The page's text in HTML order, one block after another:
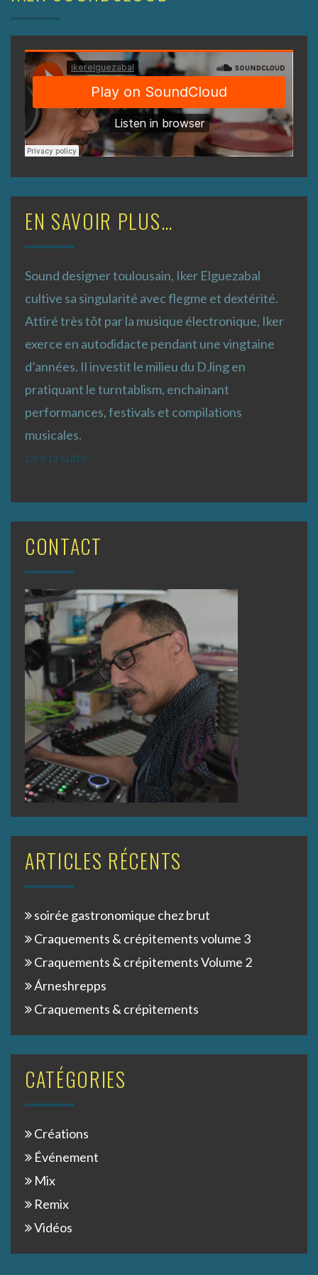
EN SAVOIR PLUS…
Sound designer toulousain, Iker Elguezabal
cultive sa singularité avec flegme et dextérité.
Attiré très tôt par la musique électronique, Iker
exerce en autodidacte pendant une vingtaine
d’années. Il investit le milieu du DJing en
pratiquant le turntablism, enchainant
performances, festivals et compilations
musicales.
Lire la suite
CONTACT
ARTICLES RÉCENTS
soirée gastronomique chez brut
Craquements & crépitements volume 3
Craquements & crépitements Volume 2
Árneshrepps
Craquements & crépitements
CATÉGORIES
Créations
Événement
Mix
Remix
Vidéos